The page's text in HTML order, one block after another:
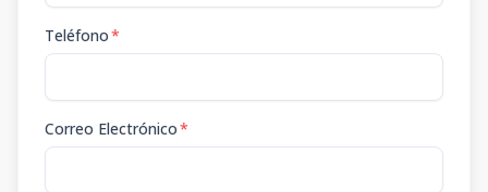
Teléfono*
Correo Electrónico*